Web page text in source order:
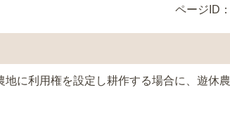
ページID：
に利用権を設定し耕作する場合に、遊休